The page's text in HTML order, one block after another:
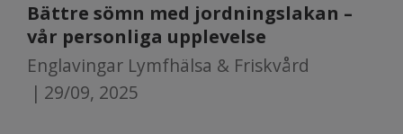
Bättre sömn med jordningslakan –
vår personliga upplevelse
Englavingar Lymfhälsa & Friskvård
| 29/09, 2025